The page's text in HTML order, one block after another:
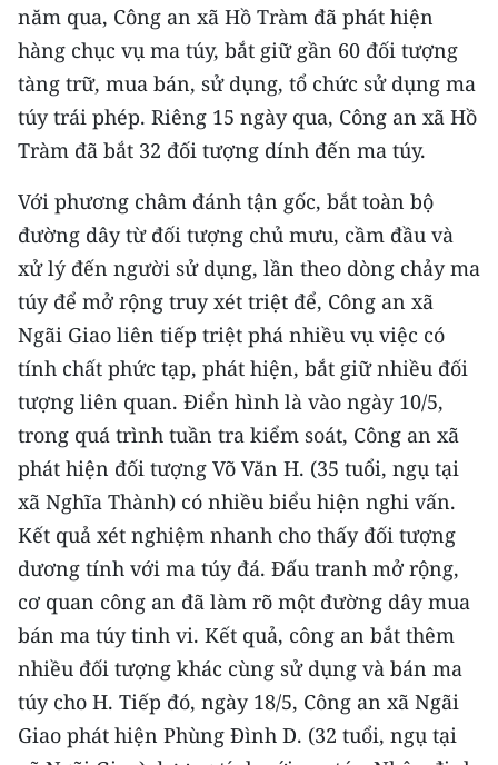
Media Y tế
Media Khoa học - Công nghệ
Media Môi trường
Infographic
TIN MỚI
TIN ĐỊA PHƯƠNG
Trung du và miền núi phía Bắc
Đồng bằng sông Hồng
Bắc Trung Bộ
Duyên hải Nam Trung Bộ và Tây
Nguyên
Đông Nam Bộ
Đồng bằng sông Cửu Long
Chuyên trang Hà Nội
năm qua, Công an xã Hồ Tràm đã phát hiện
hàng chục vụ ma túy, bắt giữ gần 60 đối tượng
tàng trữ, mua bán, sử dụng, tổ chức sử dụng ma
túy trái phép. Riêng 15 ngày qua, Công an xã Hồ
Tràm đã bắt 32 đối tượng dính đến ma túy.
Với phương châm đánh tận gốc, bắt toàn bộ
đường dây từ đối tượng chủ mưu, cầm đầu và
xử lý đến người sử dụng, lần theo dòng chảy ma
túy để mở rộng truy xét triệt để, Công an xã
Ngãi Giao liên tiếp triệt phá nhiều vụ việc có
tính chất phức tạp, phát hiện, bắt giữ nhiều đối
tượng liên quan. Điển hình là vào ngày 10/5,
trong quá trình tuần tra kiểm soát, Công an xã
phát hiện đối tượng Võ Văn H. (35 tuổi, ngụ tại
xã Nghĩa Thành) có nhiều biểu hiện nghi vấn.
Kết quả xét nghiệm nhanh cho thấy đối tượng
dương tính với ma túy đá. Đấu tranh mở rộng,
cơ quan công an đã làm rõ một đường dây mua
bán ma túy tinh vi. Kết quả, công an bắt thêm
nhiều đối tượng khác cùng sử dụng và bán ma
túy cho H. Tiếp đó, ngày 18/5, Công an xã Ngãi
Giao phát hiện Phùng Đình D. (32 tuổi, ngụ tại